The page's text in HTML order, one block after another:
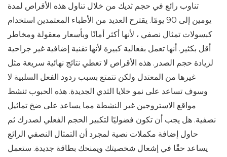
تناوب رائع في حجم ثديك من خلال تناول هذه الأقراص لمدة
يومين إلى 90 يومًا. يقترح العديد من الأطباء المعتمدين استخدام
كبسولات تمثال نصفي ، لأنها أكثر أمانًا وبأسعار معقولة ومخاطر
أقل بكثير. أنها تعمل بفعالية كبيرة لأنها تقنية إضافية غير جراحية
لزيادة حجم الصدر. هذه الأقراص لا تعطي نتائج نهائية سريعة مثل
غيرها من المعتدل ولكن تتمتع بسبب ردود الفعل السلبية لا
وسوف تساعد على نمو خلايا الثدي الجديدة. هذه الحبوب تنشط
مواقع الاستروجين غير النشطة مما يساعد على ضخ تماثيل
نصفية. هل يجب أن تكون فضوليًا لتكبير الحجم الفعلي لصدرك ثم
حاول إضافة مكملات نصية لمجرد أن التمثال النصفي الرائع
يساعد حقًا في إشعال شخصيتك ويمنحك بطاقة جديدة. ستعمل